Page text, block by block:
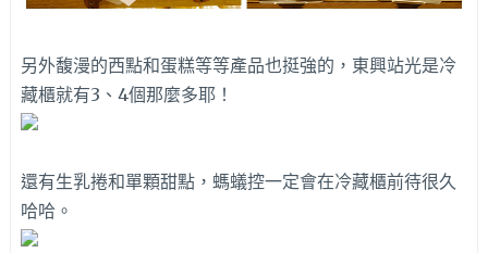
另外馥漫的西點和蛋糕等等產品也挺強的，東興站光是冷
藏櫃就有3、4個那麼多耶！
還有生乳捲和單顆甜點，螞蟻控一定會在冷藏櫃前待很久
哈哈。